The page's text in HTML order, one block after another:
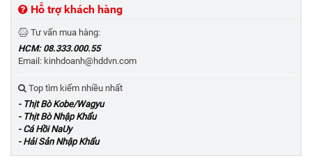
Hỗ trợ khách hàng
Tư vấn mua hàng:
HCM: 08.333.000.55
Email: kinhdoanh@hddvn.com
Top tìm kiếm nhiều nhất
- Thịt Bò Kobe/Wagyu
- Thịt Bò Nhập Khẩu
- Cá Hồi NaUy
- Hải Sản Nhập Khẩu